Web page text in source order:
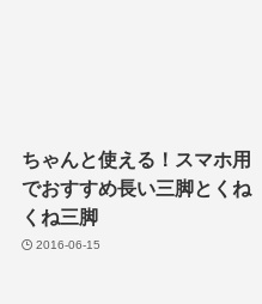
ちゃんと使える！スマホ用
でおすすめ長い三脚とくね
くね三脚
2016-06-15